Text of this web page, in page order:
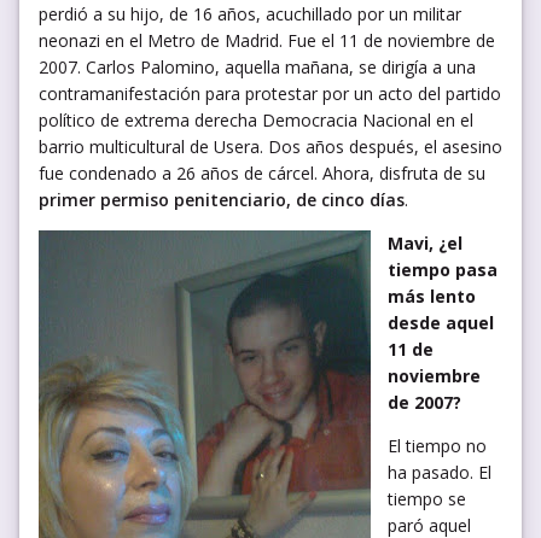
perdió a su hijo, de 16 años, acuchillado por un militar
neonazi en el Metro de Madrid. Fue el 11 de noviembre de
2007. Carlos Palomino, aquella mañana, se dirigía a una
contramanifestación para protestar por un acto del partido
político de extrema derecha Democracia Nacional en el
barrio multicultural de Usera. Dos años después, el asesino
fue condenado a 26 años de cárcel. Ahora, disfruta de su
primer permiso penitenciario, de cinco días.
Mavi, ¿el
tiempo pasa
más lento
desde aquel
11 de
noviembre
de 2007?
El tiempo no
ha pasado. El
tiempo se
paró aquel